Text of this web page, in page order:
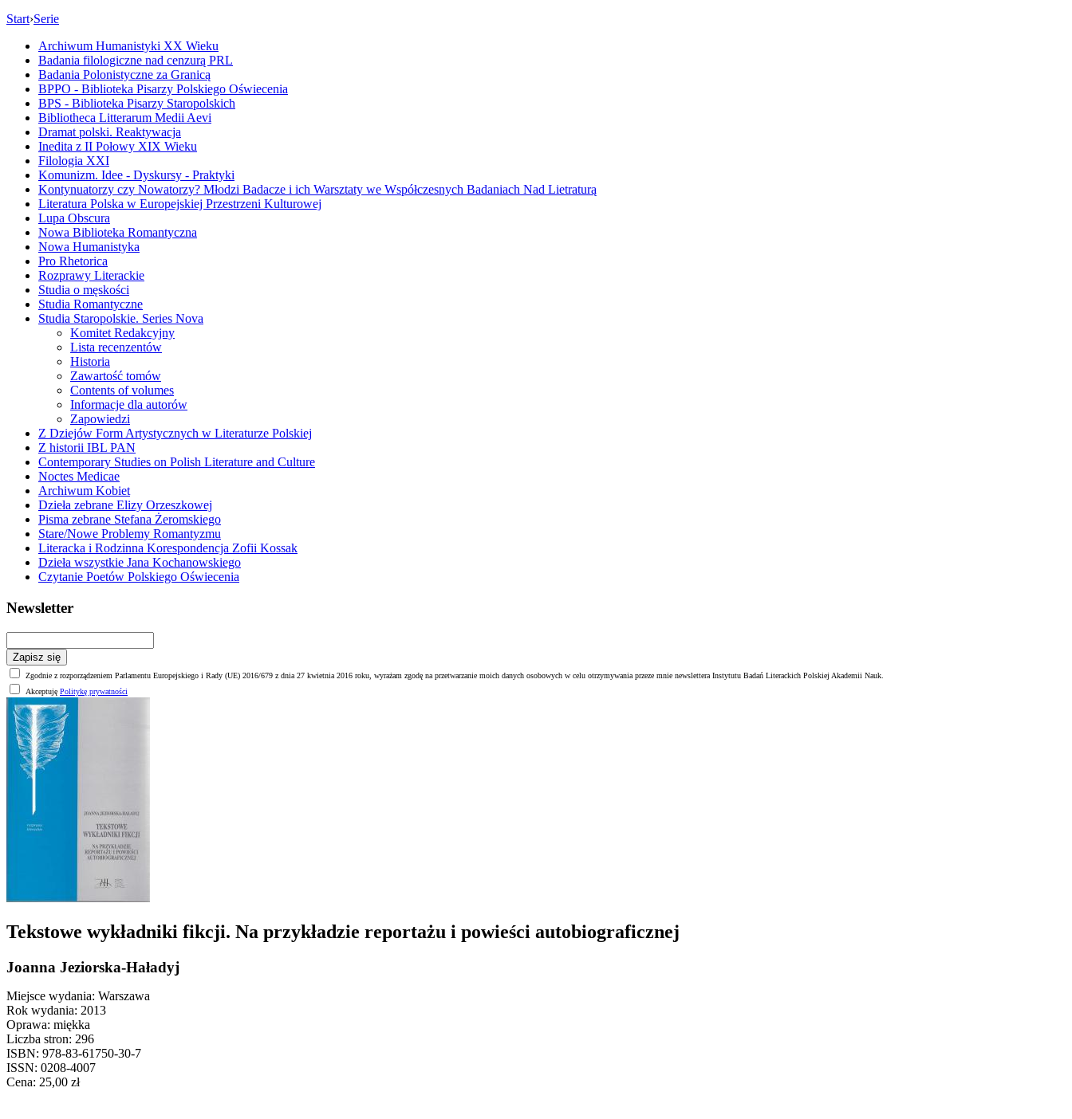
Start›Serie
Archiwum Humanistyki XX Wieku
Badania filologiczne nad cenzurą PRL
Badania Polonistyczne za Granicą
BPPO - Biblioteka Pisarzy Polskiego Oświecenia
BPS - Biblioteka Pisarzy Staropolskich
Bibliotheca Litterarum Medii Aevi
Dramat polski. Reaktywacja
Inedita z II Połowy XIX Wieku
Filologia XXI
Komunizm. Idee - Dyskursy - Praktyki
Kontynuatorzy czy Nowatorzy? Młodzi Badacze i ich Warsztaty we Współczesnych Badaniach Nad Lietraturą
Literatura Polska w Europejskiej Przestrzeni Kulturowej
Lupa Obscura
Nowa Biblioteka Romantyczna
Nowa Humanistyka
Pro Rhetorica
Rozprawy Literackie
Studia o męskości
Studia Romantyczne
Studia Staropolskie. Series Nova
Komitet Redakcyjny
Lista recenzentów
Historia
Zawartość tomów
Contents of volumes
Informacje dla autorów
Zapowiedzi
Z Dziejów Form Artystycznych w Literaturze Polskiej
Z historii IBL PAN
Contemporary Studies on Polish Literature and Culture
Noctes Medicae
Archiwum Kobiet
Dzieła zebrane Elizy Orzeszkowej
Pisma zebrane Stefana Żeromskiego
Stare/Nowe Problemy Romantyzmu
Literacka i Rodzinna Korespondencja Zofii Kossak
Dzieła wszystkie Jana Kochanowskiego
Czytanie Poetów Polskiego Oświecenia
Newsletter
Zgodnie z rozporządzeniem Parlamentu Europejskiego i Rady (UE) 2016/679 z dnia 27 kwietnia 2016 roku, wyrażam zgodę na przetwarzanie moich danych osobowych w celu otrzymywania przeze mnie newslettera Instytutu Badań Literackich Polskiej Akademii Nauk.
Akceptuję Politykę prywatności
Tekstowe wykładniki fikcji. Na przykładzie reportażu i powieści autobiograficznej
Joanna Jeziorska-Haładyj
Miejsce wydania: Warszawa
Rok wydania: 2013
Oprawa: miękka
Liczba stron: 296
ISBN: 978-83-61750-30-7
ISSN: 0208-4007
Cena: 25,00 zł